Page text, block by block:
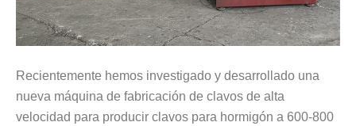
Recientemente hemos investigado y desarrollado una
nueva máquina de fabricación de clavos de alta
velocidad para producir clavos para hormigón a 600-800